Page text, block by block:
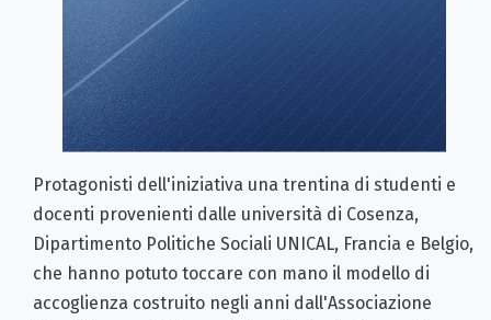
Protagonisti dell'iniziativa una trentina di studenti e
docenti provenienti dalle università di Cosenza,
Dipartimento Politiche Sociali UNICAL, Francia e Belgio,
che hanno potuto toccare con mano il modello di
accoglienza costruito negli anni dall'Associazione